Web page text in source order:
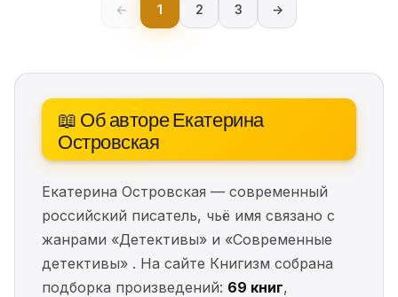
← 1 2 3 →
📖 Об авторе Екатерина
Островская
Екатерина Островская — современный
российский писатель, чьё имя связано с
жанрами «Детективы» и «Современные
детективы» . На сайте Книгизм собрана
подборка произведений: 69 книг,